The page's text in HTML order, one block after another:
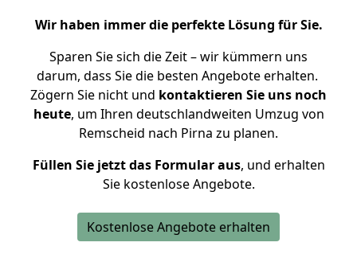
Wir haben immer die perfekte Lösung für Sie.
Sparen Sie sich die Zeit – wir kümmern uns
darum, dass Sie die besten Angebote erhalten.
Zögern Sie nicht und kontaktieren Sie uns noch
heute, um Ihren deutschlandweiten Umzug von
Remscheid nach Pirna zu planen.
Füllen Sie jetzt das Formular aus, und erhalten
Sie kostenlose Angebote.
Kostenlose Angebote erhalten